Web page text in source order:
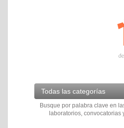
Todas las categorías
Busque por palabra clave en
laboratorios,